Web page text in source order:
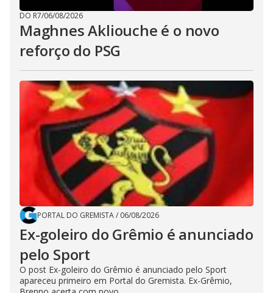
DO R7/06/08/2026
Maghnes Akliouche é o novo
reforço do PSG
PORTAL DO GREMISTA/ 06/08/2026
Ex-goleiro do Grêmio é anunciado
pelo Sport
O post Ex-goleiro do Grêmio é anunciado pelo Sport
apareceu primeiro em Portal do Gremista. Ex-Grêmio,